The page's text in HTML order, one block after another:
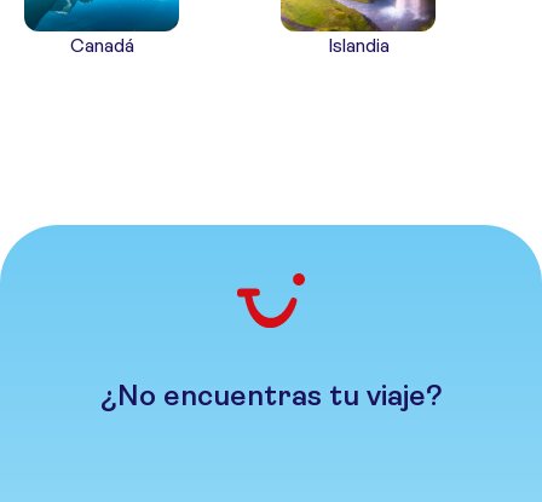
Canadá Islandia
¿No encuentras tu viaje?